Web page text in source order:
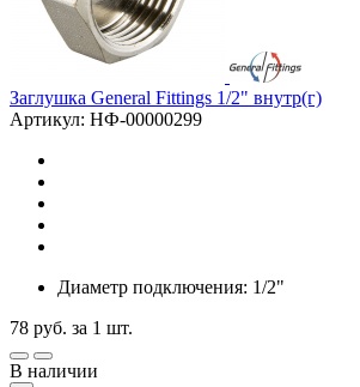
Заглушка General Fittings 1/2" внутр(г)
Артикул: НФ-00000299
Диаметр подключения: 1/2"
78 руб. за 1 шт.
В наличии